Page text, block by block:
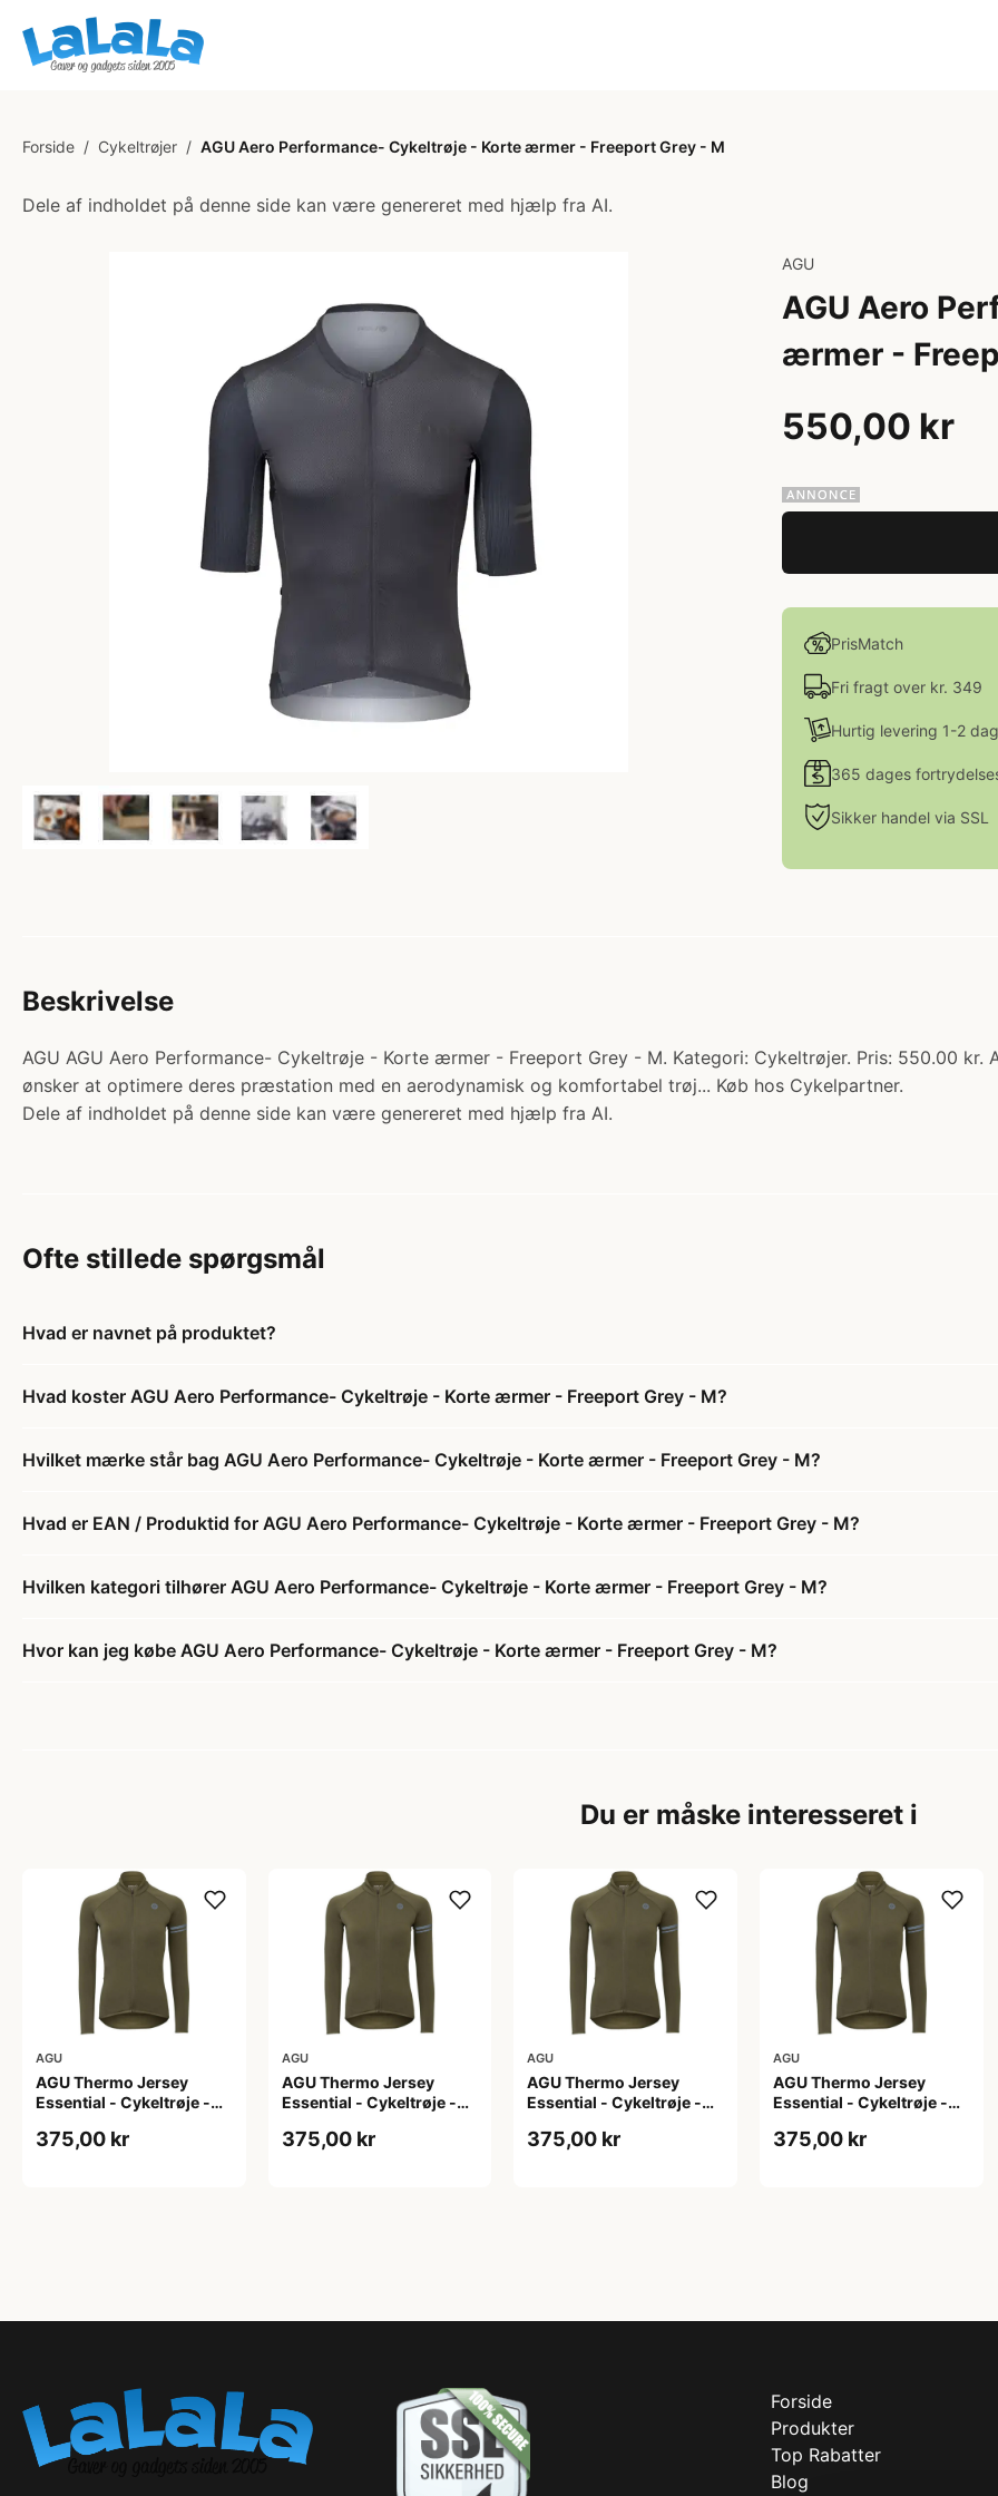
Forside / Cykeltrøjer / AGU Aero Performance- Cykeltrøje - Korte ærmer - Freeport Grey - M
Dele af indholdet på denne side kan være genereret med hjælp fra AI.
AGU
AGU Aero
ærmer -
550,00 kr
PrisMatch
Fri fragt over kr. 349
Hurtig levering 1-2
365 dages
Sikker handel via SSL
Beskrivelse
AGU AGU Aero Performance- Cykeltrøje - Korte ærmer - Freeport Grey - M. Kategori: Cykeltrøjer. Pris: 550.00 kr.
ønsker at optimere deres præstation med en aerodynamisk og komfortabel trøj... Køb hos Cykelpartner.
Dele af indholdet på denne side kan være genereret med hjælp fra AI.
Ofte stillede spørgsmål
Hvad er navnet på produktet?
Hvad koster AGU Aero Performance- Cykeltrøje - Korte ærmer - Freeport Grey - M?
Hvilket mærke står bag AGU Aero Performance- Cykeltrøje - Korte ærmer - Freeport Grey - M?
Hvad er EAN / Produktid for AGU Aero Performance- Cykeltrøje - Korte ærmer - Freeport Grey - M?
Hvilken kategori tilhører AGU Aero Performance- Cykeltrøje - Korte ærmer - Freeport Grey - M?
Hvor kan jeg købe AGU Aero Performance- Cykeltrøje - Korte ærmer - Freeport Grey - M?
Du er måske interesseret i
AGU
AGU Thermo Jersey
Essential - Cykeltrøje -
375,00 kr
AGU
AGU Thermo Jersey
Essential - Cykeltrøje -
M
375,00 kr
AGU
AGU Thermo Jersey
Essential - Cykeltrøje -
375,00 kr
AGU
AGU Thermo Jersey
Essential - Cykeltrøje -
XL
375,00 kr
Forside
Produkter
Top Rabatter
Blog